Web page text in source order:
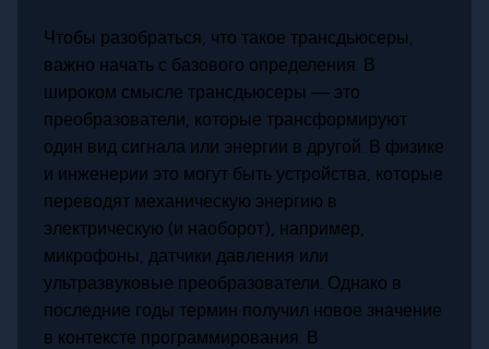
Чтобы разобраться, что такое трансдьюсеры,
важно начать с базового определения. В
широком смысле трансдьюсеры — это
преобразователи, которые трансформируют
один вид сигнала или энергии в другой. В физике
и инженерии это могут быть устройства, которые
переводят механическую энергию в
электрическую (и наоборот), например,
микрофоны, датчики давления или
ультразвуковые преобразователи. Однако в
последние годы термин получил новое значение
в контексте программирования. В